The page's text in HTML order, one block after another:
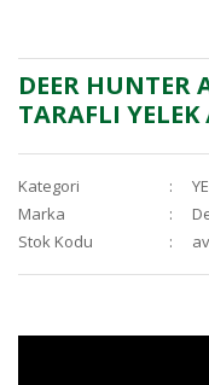
DEER HUNTER
TARAFLI YELEK
Kategori
Marka
Stok Kodu